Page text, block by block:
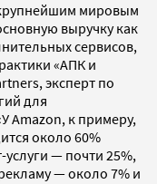
мировым
выручку как
сервисов,
«АПК и
эксперт по
для
Amazon, к примеру,
около 60%
— почти 25%,
— около 7% и